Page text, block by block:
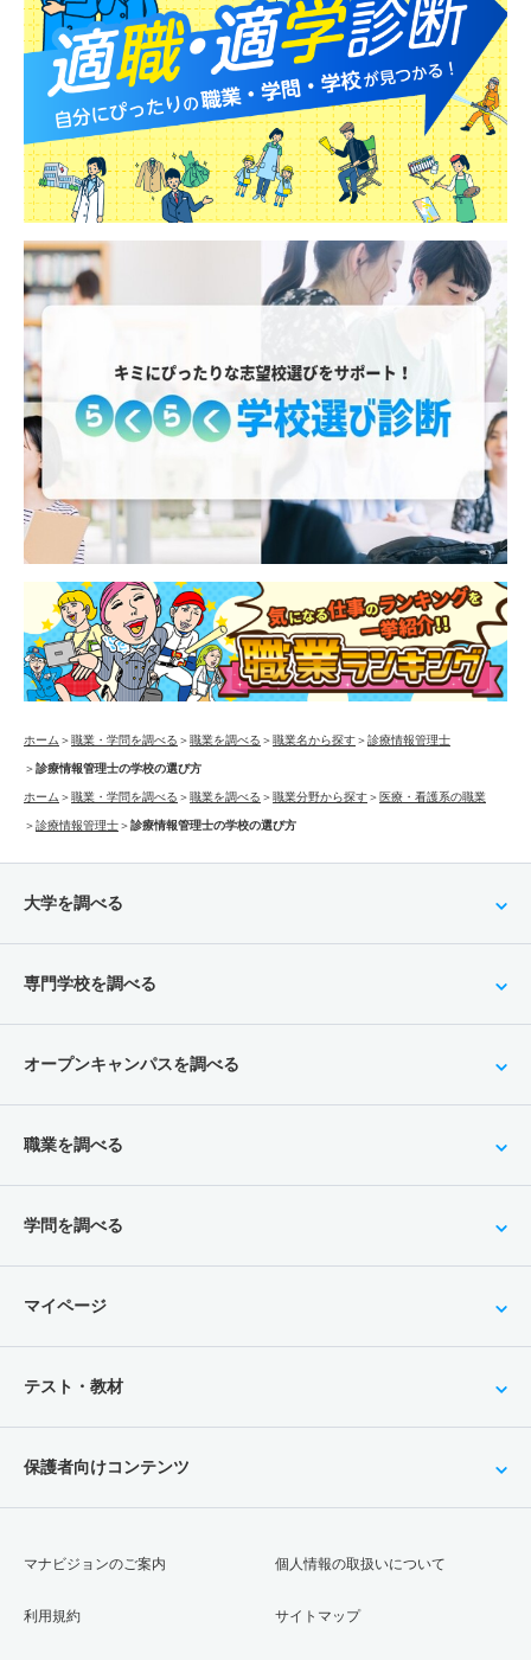
ホーム ＞職業・学問を調べる ＞職業を調べる ＞職業名から探す＞診療情報管理士
＞診療情報管理士の学校の選び方
ホーム ＞職業・学問を調べる ＞職業を調べる ＞職業分野から探す＞ 医療・看護系の職業
＞診療情報管理士＞診療情報管理士の学校の選び方
大学を調べる
専門学校を調べる
オープンキャンパスを調べる
職業を調べる
学問を調べる
マイページ
テスト・教材
保護者向けコンテンツ
マナビジョンのご案内
利用規約
個人情報の取扱いについて
サイトマップ